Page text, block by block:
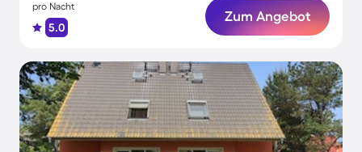
pro Nacht
5.0
Zum Angebot